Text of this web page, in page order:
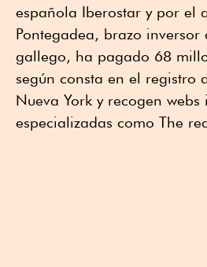
española Iberostar y por el
Pontegadea, brazo inversor
gallego, ha pagado 68
según consta en el registro
Nueva York y recogen
especializadas como The